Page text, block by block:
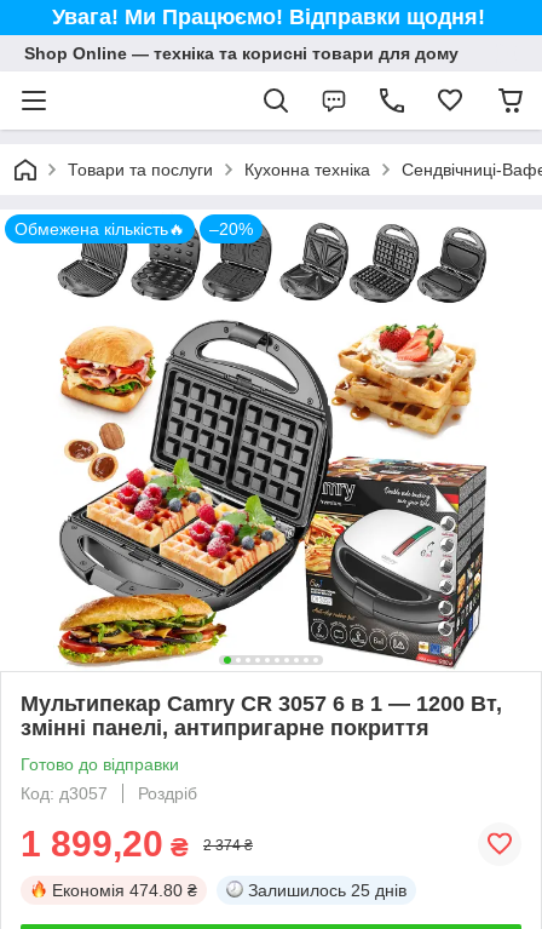
Увага! Ми Працюємо! Відправки щодня!
Shop Online — техніка та корисні товари для дому
Товари та послуги Кухонна техніка Сендвічниці-
Обмежена кількість🔥 –20%
Мультипекар Camry CR 3057 6 в 1 — 1200 Вт,
змінні панелі, антипригарне покриття
Готово до відправки
Код: д3057
Роздріб
1 899,20 ₴ 2 374 ₴
Економія 474.80 ₴ Залишилось 25 днів